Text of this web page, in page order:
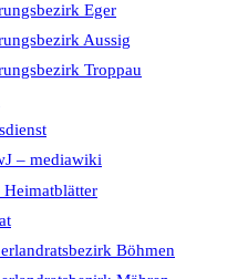
Eger
Aussig
Troppau
– mediawiki
Böhmen